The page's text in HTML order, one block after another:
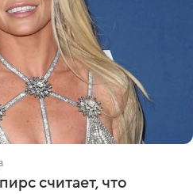
считает, что